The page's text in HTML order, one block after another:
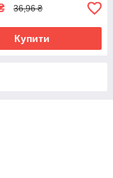
36,96 ₴
Купити